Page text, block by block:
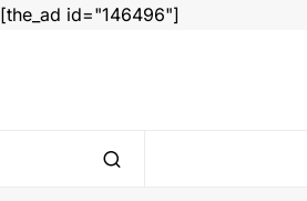
[the_ad id="146496"]